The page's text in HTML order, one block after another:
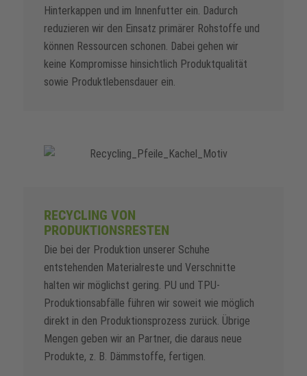
Hinterkappen und im Innenfutter ein. Dadurch
reduzieren wir den Einsatz primärer Rohstoffe und
können Ressourcen schonen. Dabei gehen wir
keine Kompromisse hinsichtlich Produktqualität
sowie Produktlebensdauer ein.
RECYCLING VON
PRODUKTIONSRESTEN
Die bei der Produktion unserer Schuhe
entstehenden Materialreste und Verschnitte
halten wir möglichst gering. PU und TPU-
Produktionsabfälle führen wir soweit wie möglich
direkt in den Produktionsprozess zurück. Übrige
Mengen geben wir an Partner, die daraus neue
Produkte, z. B. Dämmstoffe, fertigen.